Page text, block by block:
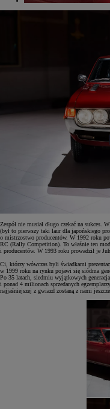
Zespół nie musiał długo czekać na sukces.
(był to pierwszy taki laur dla japońskiego
o mistrzostwo producentów. W 1992 roku
RC (Rally Competition). To właśnie ten
i producentów. W 1993 roku prowadził je
Ci, którzy wówczas byli świadkami
w 1999 roku na rynku pojawi się siódma
Po 35 latach, siedmiu wyjątkowych
i ponad 4 milionach sprzedanych
najjaśniejszej z gwiazd zostaną z nami